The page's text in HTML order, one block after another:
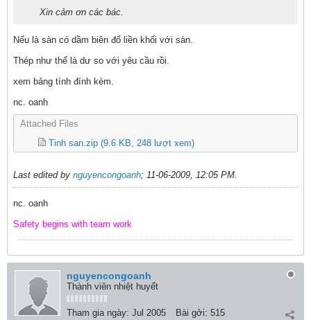
Xin cảm ơn các bác.
Nếu là sàn có dầm biên đổ liền khối với sàn.
Thép như thế là dư so với yêu cầu rồi.
xem bảng tính đính kèm.
nc. oanh
Attached Files
Tinh san.zip (9.6 KB, 248 lượt xem)
Last edited by nguyencongoanh; 11-06-2009, 12:05 PM.
nc. oanh
Safety begins with team work
nguyencongoanh
Thành viên nhiệt huyết
Tham gia ngày: Jul 2005 Bài gởi: 515